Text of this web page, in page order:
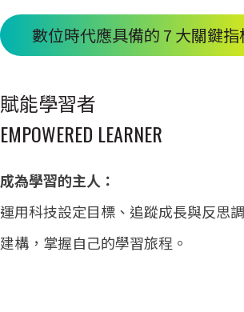
數位時代應具備的 7 大關鍵指
賦能學習者
EMPOWERED LEARNER
成為學習的主人：
運用科技設定目標、追蹤成長與反思
建構，掌握自己的學習旅程。